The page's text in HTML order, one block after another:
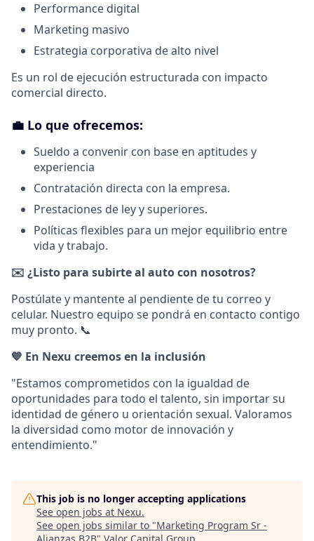
Performance digital
Marketing masivo
Estrategia corporativa de alto nivel
Es un rol de ejecución estructurada con impacto
comercial directo.
💼 Lo que ofrecemos:
Sueldo a convenir con base en aptitudes y
experiencia
Contratación directa con la empresa.
Prestaciones de ley y superiores.
Políticas flexibles para un mejor equilibrio entre
vida y trabajo.
✉️ ¿Listo para subirte al auto con nosotros?
Postúlate y mantente al pendiente de tu correo y
celular. Nuestro equipo se pondrá en contacto contigo
muy pronto. 📞
💙 En Nexu creemos en la inclusión
"Estamos comprometidos con la igualdad de
oportunidades para todo el talento, sin importar su
identidad de género u orientación sexual. Valoramos
la diversidad como motor de innovación y
entendimiento."
This job is no longer accepting applications
See open jobs at Nexu.
See open jobs similar to "Marketing Program Sr -